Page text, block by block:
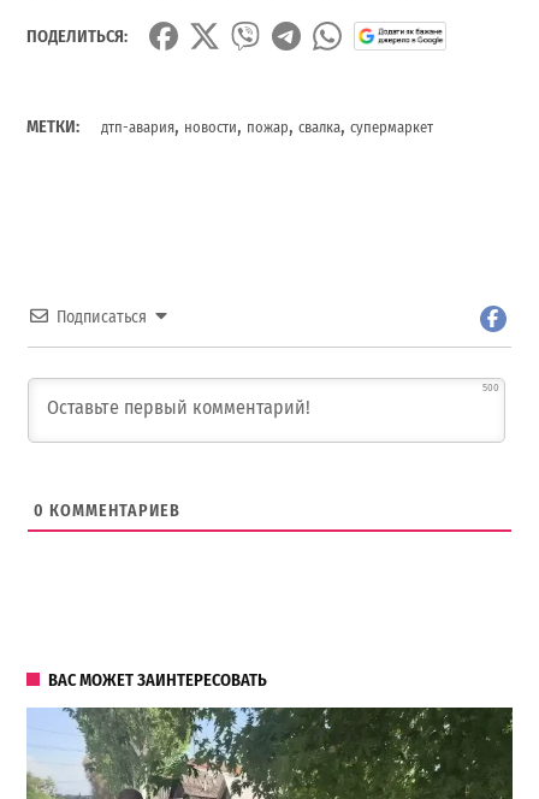
ПОДЕЛИТЬСЯ:
МЕТКИ: дтп-авария, новости, пожар,свалка,супермаркет
Подписаться
500
0 КОММЕНТАРИЕВ
ВАС МОЖЕТ ЗАИНТЕРЕСОВАТЬ